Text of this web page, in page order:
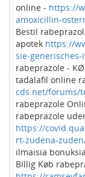
online - https://
amoxicillin-
Bestil
apotek https://
sie-
rabeprazole -
tadalafil online
cds.net/forums/
rabeprazole
rabeprazole
https://
rt-zudena-
ilmaisia
Billig Køb